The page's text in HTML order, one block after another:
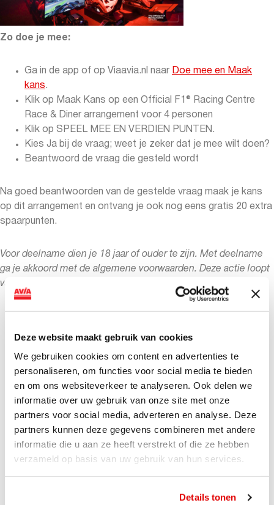
Deze website maakt gebruik van cookies
We gebruiken cookies om content en advertenties te
personaliseren, om functies voor social media te bieden
en om ons websiteverkeer te analyseren. Ook delen we
informatie over uw gebruik van onze site met onze
partners voor social media, adverteren en analyse. Deze
partners kunnen deze gegevens combineren met andere
informatie die u aan ze heeft verstrekt of die ze hebben
verzameld op basis van uw gebruik van hun services.
Details tonen
Zo doe je mee:
Ga in de app of op Viaavia.nl naar Doe mee en Maak
kans.
Klik op Maak Kans op een Official F1® Racing Centre
Race & Diner arrangement voor 4 personen
Klik op SPEEL MEE EN VERDIEN PUNTEN.
Kies Ja bij de vraag; weet je zeker dat je mee wilt doen?
Beantwoord de vraag die gesteld wordt
Na goed beantwoorden van de gestelde vraag maak je kans
op dit arrangement en ontvang je ook nog eens gratis 20 extra
spaarpunten.
Voor deelname dien je 18 jaar of ouder te zijn. Met deelname
ga je akkoord met de algemene voorwaarden. Deze actie loopt
van 1 tot en met 31 maart 2021
F1 RACING CENTRE RACE & DINERARRANGEMENT
(duur 3,5 uur)
Rijdersbriefing voor de beste tips & tricks en de
belangrijkste regels;
Eén uur F1 Racen op van te voren gekozen circuit;
Aansluitend borrel of diner, waar de AVIA F1 RC
gebrande racetijden klaar liggen en onder het genot
een heerlijke Saté of Hamburger XL met verse friet
de F1 beleving kan worden besproken. Dit in
combinatie met drankjes naar keuze.
Na het eten start de 2 race om je fouten te
herstellen en je collega’s te verslaan!